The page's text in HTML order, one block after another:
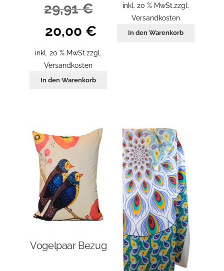
29,91€
Ursprünglicher
Preis
war:
29,91 €
20,00 €
ist:
inkl. 20 % MwSt.zzgl.
Versandkosten
In den Warenkorb
inkl. 20 % MwSt.zzgl.
Versandkosten
In den Warenkorb
Vogelpaar Bezug